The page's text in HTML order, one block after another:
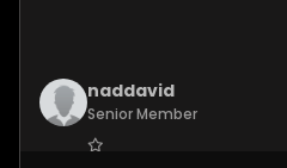
naddavid
Senior Member